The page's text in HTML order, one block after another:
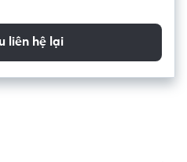
liên hệ lại